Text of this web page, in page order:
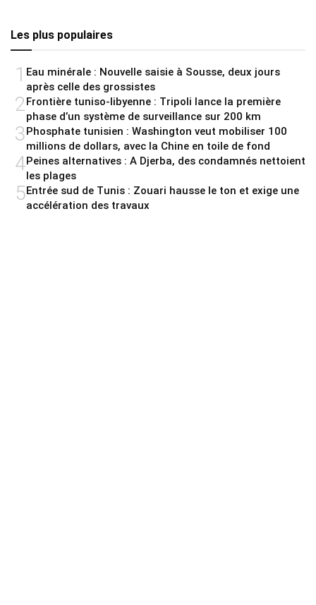
Les plus populaires
1 Eau minérale : Nouvelle saisie à Sousse, deux jours
après celle des grossistes
2 Frontière tuniso-libyenne : Tripoli lance la première
phase d’un système de surveillance sur 200 km
3Phosphate tunisien : Washington veut mobiliser 100
millions de dollars, avec la Chine en toile de fond
4Peines alternatives : A Djerba, des condamnés nettoient
les plages
5Entrée sud de Tunis : Zouari hausse le ton et exige une
accélération des travaux